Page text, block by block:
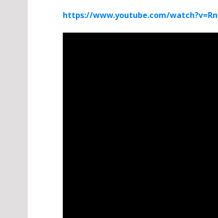
https://www.youtube.com/